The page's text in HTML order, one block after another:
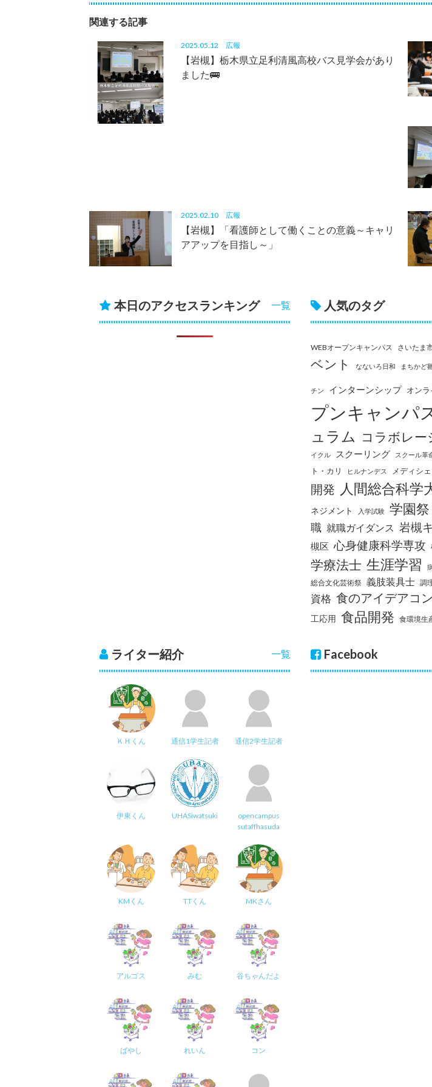
関連する記事
2025.05.12 広報
【岩槻】栃木県立足利清風高校バス見学会があり
ました🚌
2025.02.10 広報
【岩槻】「看護師として働くことの意義～キャリ
アアップを目指し～」
一覧
本日のアクセスランキング 人気のタグ
WEBオープンキャンパス さいたま
ベント
なないろ日和 まちかど
チン インターンシップ オンラ
プンキャンパ
ュラム コラボレー
イクル
スクーリング スクール革
ト・カリ
ヒルナンデス メディシ
開発 人間総合科学
ネジメント
入学試験 学園祭
職 就職ガイダンス 岩槻
槻区 心身健康科学専攻
学療法士 生涯学習
総合文化芸術祭 義肢装具士 調
資格 食のアイデアコ
工応用 食品開発 食環境生
一覧
ライター紹介
ＫＨくん 通信1学生記者 通信2学生記者
伊東くん UHASiwatsuki
opencampus
sutaffhasuda
KMくん TTくん MKさん
アルゴス みむ 谷ちゃんだよ
ばやし れいん コン
Facebook